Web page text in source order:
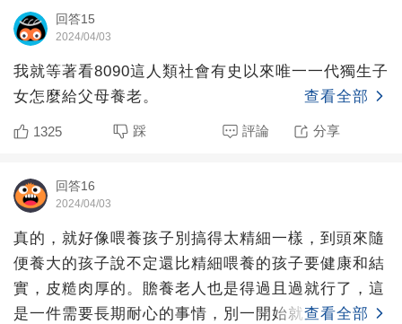
回答15
2024/04/03
我就等著看8090這人類社會有史以來唯一一代獨生子
女怎麼給父母養老。
查看全部
1325 踩 評論 分享
回答16
2024/04/03
真的，就好像喂養孩子別搞得太精細一樣，到頭來隨
便養大的孩子說不定還比精細喂養的孩子要健康和結
實，皮糙肉厚的。贍養老人也是得過且過就行了，這
是一件需要長期耐心的事情，別一開始就大發孝心，
查看全部